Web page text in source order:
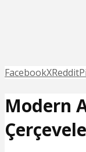
FacebookXReddit
Modern